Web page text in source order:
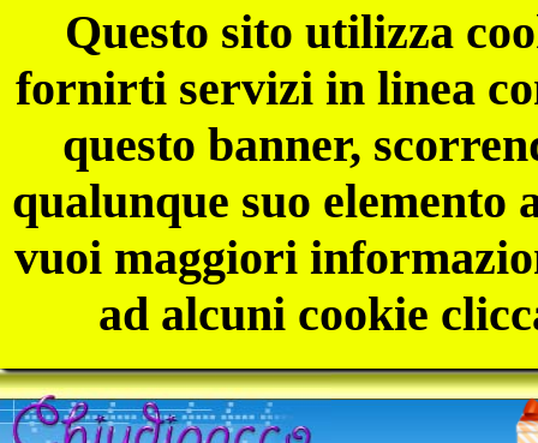
Questo sito utilizza
fornirti servizi in linea
questo banner,
qualunque suo elemento
vuoi maggiori
ad alcuni cookie